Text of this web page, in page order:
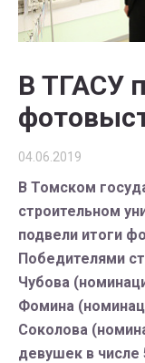
В ТГАСУ
04.06.2019
В Томском
строительном
подвели итоги
Победителями
Чубова
Фомина
Соколова
девушек в числе